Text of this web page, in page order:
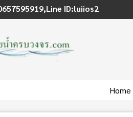
ID:luiios2
Home